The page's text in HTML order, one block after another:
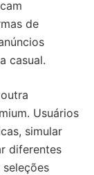
de
casual.
Usuários
simular
diferentes